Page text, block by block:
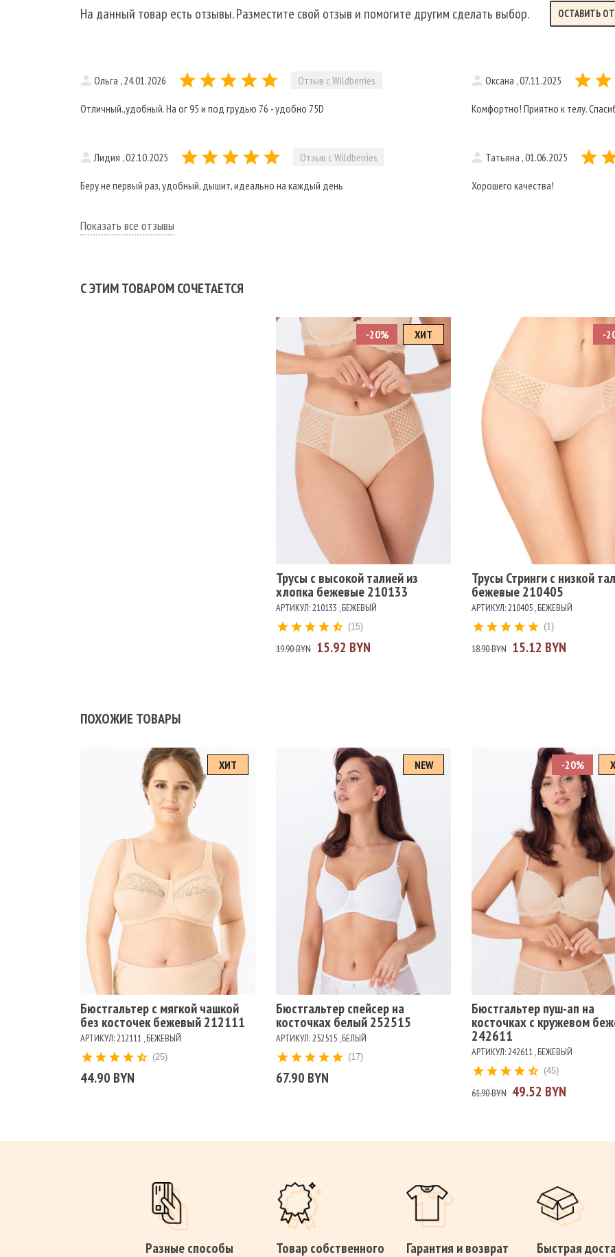
На данный товар есть отзывы. Разместите свой отзыв и помогите другим сделать выбор. ОСТАВИТЬ
Ольга , 24.01.2026 Отзыв с Wildberries
Отличный.,удобный. На ог 95 и под грудью 76 - удобно 75D
Оксана , 07.11.2025
Комфортно! Приятно к телу.
Лидия , 02.10.2025 Отзыв с Wildberries
Беру не первый раз, удобный, дышит, идеально на каждый день
Татьяна , 01.06.2025
Хорошего качества!
Показать все отзывы
С ЭТИМ ТОВАРОМ СОЧЕТАЕТСЯ
-20% ХИТ
Размеры
102
98
Цвет
БЕЖЕВЫЙ
ЧЕРНЫЙ
Трусы с высокой талией из
хлопка бежевые 210133
АРТИКУЛ: 210133 , БЕЖЕВЫЙ
19.90 BYN 15.92 BYN
(15)
-
Размеры
БЕЖЕВЫЙ
Трусы Стринги с низкой
бежевые 210405
АРТИКУЛ: 210405 , БЕЖЕВЫЙ
18.90 BYN 15.12 BYN
(1)
ПОХОЖИЕ ТОВАРЫ
ХИТ
Размеры
100B
90C
85H 85F 85E 85B
80G
80E 80D 75F 75E
75D
100C
100D 95F
Цвет
БЕЖЕВЫЙ
ЧЕРНЫЙ БЕЛЫЙ
Бюстгальтер с мягкой чашкой
без косточек бежевый 212111
АРТИКУЛ: 212111 , БЕЖЕВЫЙ
44.90 BYN
(25)
NEW
Размеры
100C
100B 75F
80B
80C
80D 80E 80F 80G 85B 85C
85D
85E
90E
90F
95B
95C
Цвет
БЕЛЫЙ
КАКАО ПИОН СИНИЙ ЧЕРНЫЙ
Бюстгальтер спейсер на
косточках белый 252515
АРТИКУЛ: 252515 , БЕЛЫЙ
67.90 BYN
(17)
-20%
Размеры
70B 70C 70D 75A 75B 75C 75D
80B
85A
85B
БЕЖЕВЫЙ БЕЛЫЙ ЧЕРНЫЙ
Бюстгальтер пуш-ап на
косточках с кружевом
242611
АРТИКУЛ: 242611 , БЕЖЕВЫЙ
61.90 BYN 49.52 BYN
(45)
Разные способы
Товар собственного
Гарантия и возврат Быстрая